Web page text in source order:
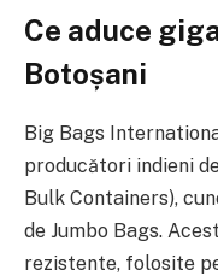
Ce aduce
Botoșani
Big Bags
producători indieni
Bulk Containers),
de Jumbo Bags.
rezistente, folosite